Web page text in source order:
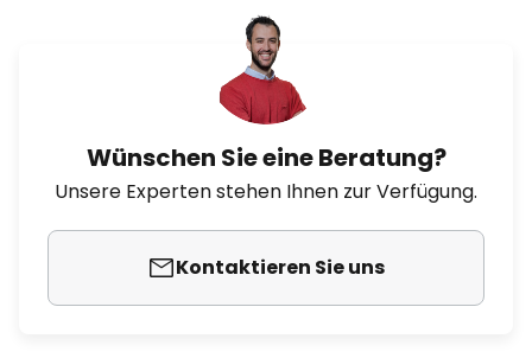
Wünschen Sie eine Beratung?
Unsere Experten stehen Ihnen zur Verfügung.
Kontaktieren Sie uns